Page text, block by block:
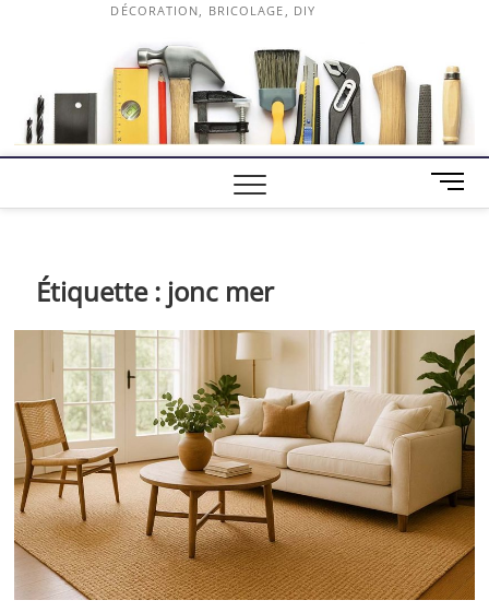
DÉCORATION, BRICOLAGE, DIY
M
e
o
n
Étiquette : jonc mer